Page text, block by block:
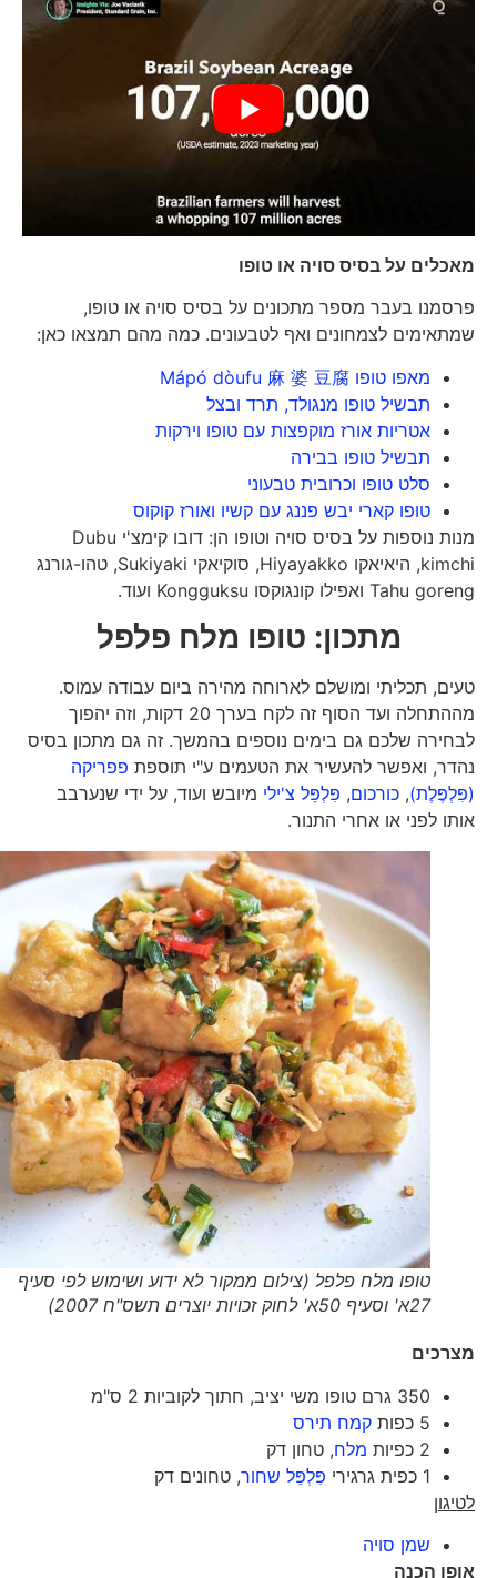
מאכלים על בסיס סויה או טופו
פרסמנו בעבר מספר מתכונים על בסיס סויה או טופו,
שמתאימים לצמחונים ואף לטבעונים. כמה מהם תמצאו כאן:
מאפו טופו Mápó dòufu 麻 婆 豆腐
תבשיל טופו מנגולד, תרד ובצל
אטריות אורז מוקפצות עם טופו וירקות
תבשיל טופו בבירה
סלט טופו וכרובית טבעוני
טופו קארי יבש פננג עם קשיו ואורז קוקוס
מנות נוספות על בסיס סויה וטופו הן: דובו קימצ'י Dubu
kimchi, היאיאקו Hiyayakko, סוקיאקי Sukiyaki, טהו-גורנג
Tahu goreng ואפילו קונגוקסו Kongguksu ועוד.
מתכון: טופו מלח פלפל
טעים, תכליתי ומושלם לארוחה מהירה ביום עבודה עמוס.
מההתחלה ועד הסוף זה לקח בערך 20 דקות, וזה יהפוך
לבחירה שלכם גם בימים נוספים בהמשך. זה גם מתכון בסיס
נהדר, ואפשר להעשיר את הטעמים ע"י תוספתפפריקה
(פִּלְפֶּלֶת),כורכום,פִּלְפֵּל צ'ילימיובש ועוד, על ידי שנערבב
אותו לפני או אחרי התנור.
טופו מלח פלפל (צילום ממקור לא ידוע ושימוש לפי סעיף
מצרכים
350 גרם טופו משי יציב, חתוך לקוביות 2 ס"מ
5 כפות
קמח תירס
2 כפיות
מלח, טחון דק
1 כפית גרגירי
פִּלְפֵּל שחור, טחונים דק
לטיגון
שמן סויה
אופן הכנה